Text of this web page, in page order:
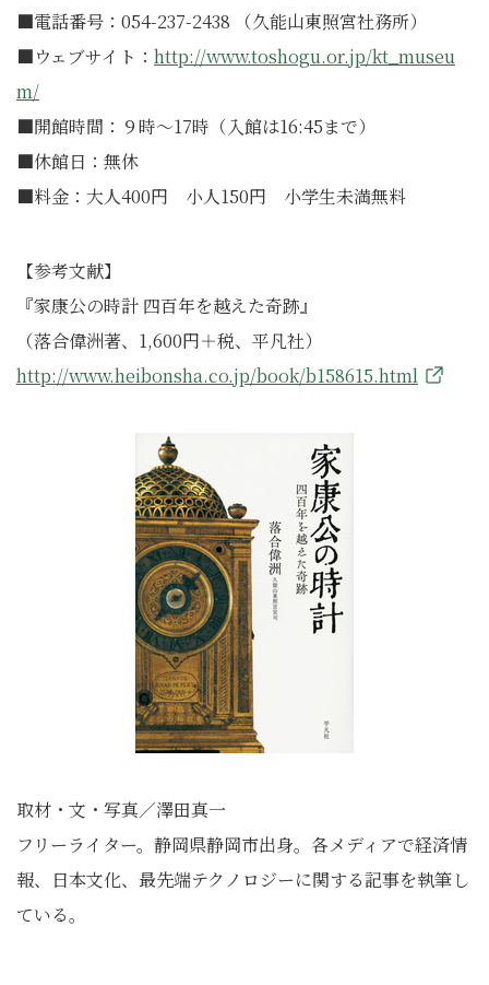
■電話番号：054-237-2438 （久能山東照宮社務所）
■ウェブサイト： http://www.toshogu.or.jp/kt_museu
m/
■開館時間：９時～17時（入館は16:45まで）
■休館日：無休
■料金：大人400円 小人150円 小学生未満無料
【参考文献】
『家康公の時計 四百年を越えた奇跡』
（落合偉洲著、1,600円＋税、平凡社）
http://www.heibonsha.co.jp/book/b158615.html
取材・文・写真／澤田真一
フリーライター。静岡県静岡市出身。各メディアで経済情
報、日本文化、最先端テクノロジーに関する記事を執筆し
ている。